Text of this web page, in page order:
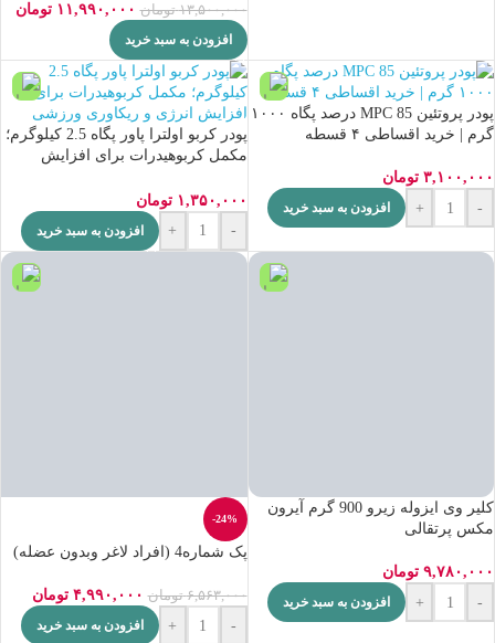
۱۳,۵۰۰,۰۰۰ تومان ۱۱,۹۹۰,۰۰۰ تومان
افزودن به سبد خرید
پودر پروتئین MPC 85 درصد پگاه ۱۰۰۰
گرم | خرید اقساطی ۴ قسطه
۳,۱۰۰,۰۰۰ تومان
-
+ افزودن به سبد خرید
پودر کربو اولترا پاور پگاه 2.5 کیلوگرم؛
مکمل کربوهیدرات برای افزایش
۱,۳۵۰,۰۰۰ تومان
-
+ افزودن به سبد خرید
کلیر وی ایزوله زیرو 900 گرم آیرون
مکس پرتقالی
۹,۷۸۰,۰۰۰ تومان
-
+ افزودن به سبد خرید
-24%
پک شماره4 (افراد لاغر وبدون عضله)
۶,۵۶۳,۰۰۰ تومان ۴,۹۹۰,۰۰۰ تومان
-
+ افزودن به سبد خرید